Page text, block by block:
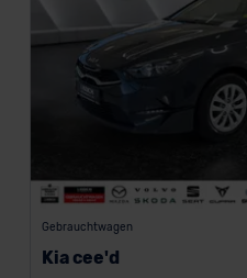
Gebrauchtwagen
Kia cee'd